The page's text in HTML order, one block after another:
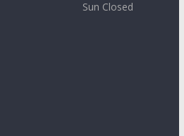
Sun Closed